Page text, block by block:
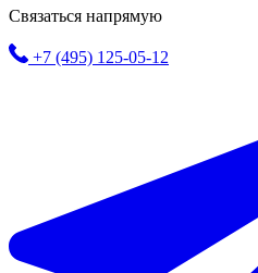
Связаться напрямую
+7 (495) 125-05-12